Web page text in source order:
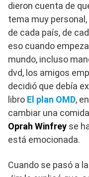
dieron cuenta de
tema muy
de cada país, de
eso cuando
mundo, incluso
dvd, los amigos
decidió que debía
libro El plan OMD,
cambiar una
Oprah Winfrey se
está emocionada.
Cuando se pasó a